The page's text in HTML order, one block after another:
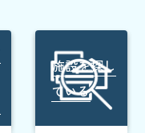
施設を探し
ている